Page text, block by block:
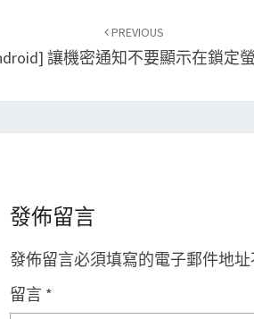
PREVIOUS
讓機密通知不要顯示在鎖定
發佈留言
發佈留言必須填寫的電子郵件地
留言 *